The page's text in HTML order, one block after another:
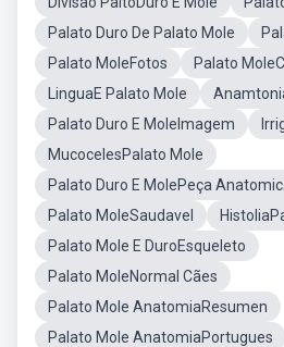
Palato Duro De Palato Mole
Palato MoleFotos
Palato
LinguaE Palato Mole
Palato Duro E MoleImagem
MucocelesPalato Mole
Palato Duro E MolePeça
Palato MoleSaudavel
Palato Mole E DuroEsqueleto
Palato MoleNormal Cães
Palato Mole AnatomiaResumen
Palato Mole AnatomiaPortugues